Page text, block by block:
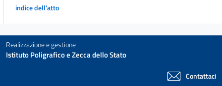
indice dell'atto
Realizzazione e gestione
Istituto Poligrafico e Zecca dello Stato
Contattaci